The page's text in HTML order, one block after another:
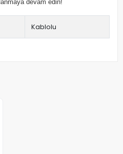
devam edin!
Kablolu